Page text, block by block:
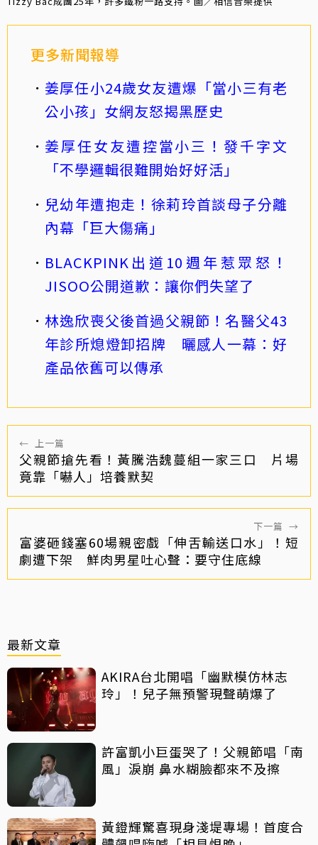
更多新聞報導
姜厚任小24歲女友遭爆「當小三有老
公小孩」女網友怒揭黑歷史
姜厚任女友遭控當小三！發千字文
「不學邏輯很難開始好好活」
兒幼年遭抱走！徐莉玲首談母子分離
內幕「巨大傷痛」
BLACKPINK出道10週年惹眾怒！
JISOO公開道歉：讓你們失望了
林逸欣喪父後首過父親節！名醫父43
年診所熄燈卸招牌 曬感人一幕：好
產品依舊可以傳承
← 上一篇
父親節搶先看！黃騰浩魏蔓組一家三口 片場
竟靠「嚇人」培養默契
下一篇 →
富婆砸錢塞60場親密戲「伸舌輸送口水」！短
劇遭下架 鮮肉男星吐心聲：要守住底線
最新文章
AKIRA台北開唱「幽默模仿林志
玲」！兒子無預警現聲萌爆了
許富凱小巨蛋哭了！父親節唱「南
風」淚崩 鼻水糊臉都來不及擦
黃鐙輝驚喜現身淺堤專場！首度合